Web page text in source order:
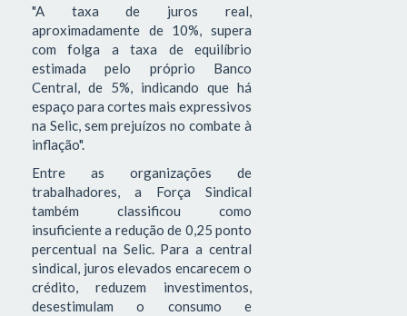
"A taxa de juros real,
aproximadamente de 10%, supera
com folga a taxa de equilíbrio
estimada pelo próprio Banco
Central, de 5%, indicando que há
espaço para cortes mais expressivos
na Selic, sem prejuízos no combate à
inflação".
Entre as organizações de
trabalhadores, a Força Sindical
também classificou como
insuficiente a redução de 0,25 ponto
percentual na Selic. Para a central
sindical, juros elevados encarecem o
crédito, reduzem investimentos,
desestimulam o consumo e